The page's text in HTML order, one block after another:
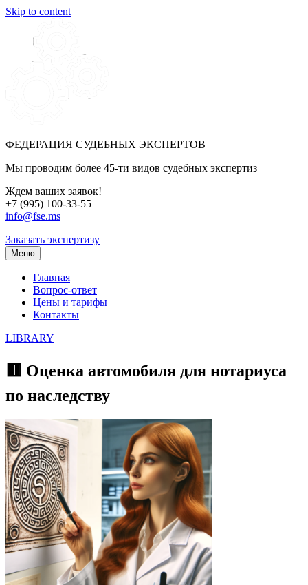
Skip to content
ФЕДЕРАЦИЯ СУДЕБНЫХ ЭКСПЕРТОВ
Мы проводим более 45-ти видов судебных экспертиз
Ждем ваших заявок!
+7 (995) 100-33-55
info@fse.ms
Заказать экспертизу
Меню
Главная
Вопрос-ответ
Цены и тарифы
Контакты
LIBRARY
🟥 Оценка автомобиля для нотариуса
по наследству